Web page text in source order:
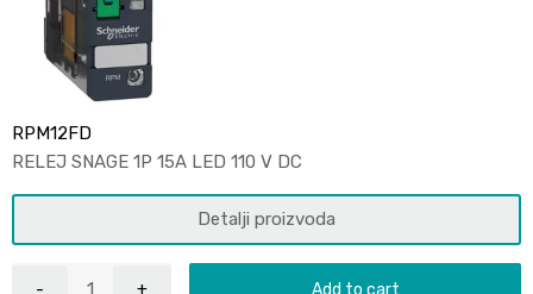
RPM12FD
RELEJ SNAGE 1P 15A LED 110 V DC
Detalji proizvoda
Add to cart